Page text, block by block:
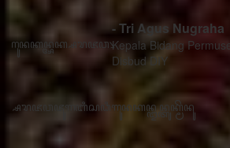
- Tri Agus Nugraha
Kepala Bidang Permuseuman,
Disbud DIY